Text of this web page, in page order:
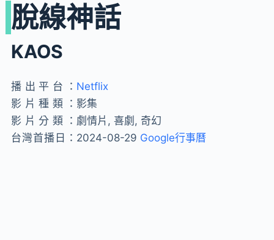
脫線神話
KAOS
播出平台： Netflix
影片種類： 影集
影片分類： 劇情片, 喜劇, 奇幻
台灣首播日： 2024-08-29 Google行事曆